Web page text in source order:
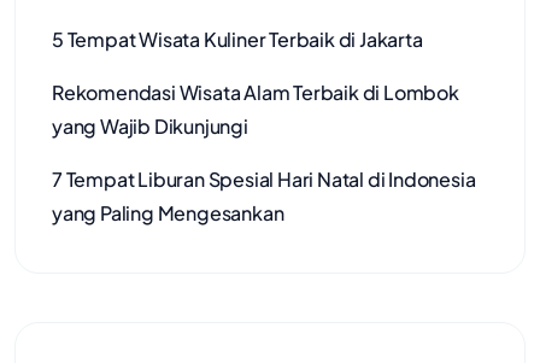
5 Tempat Wisata Kuliner Terbaik di Jakarta
Rekomendasi Wisata Alam Terbaik di Lombok
yang Wajib Dikunjungi
7 Tempat Liburan Spesial Hari Natal di Indonesia
yang Paling Mengesankan